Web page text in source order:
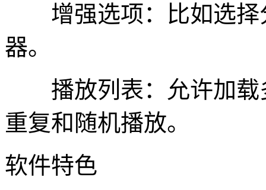
增强选项：比如选择
器。
播放列表：允许加载
重复和随机播放。
软件特色